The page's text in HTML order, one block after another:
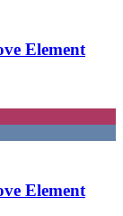
Element
Element